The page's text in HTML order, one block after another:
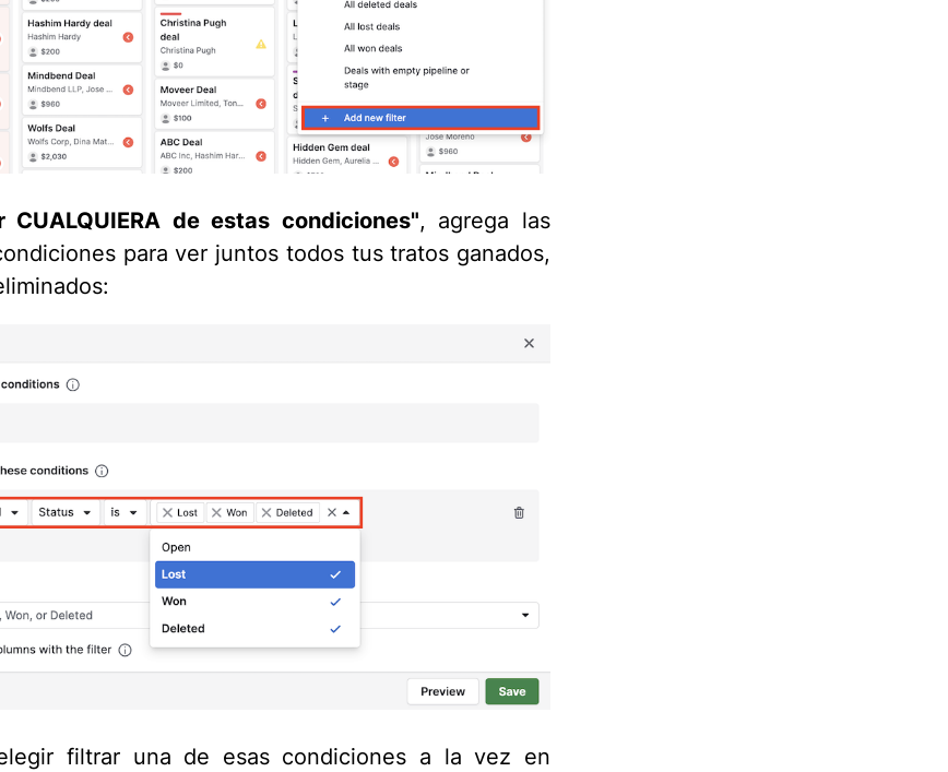
CUALQUIERA de estas condiciones", agrega las
para ver juntos todos tus tratos ganados,
filtrar una de esas condiciones a la vez en